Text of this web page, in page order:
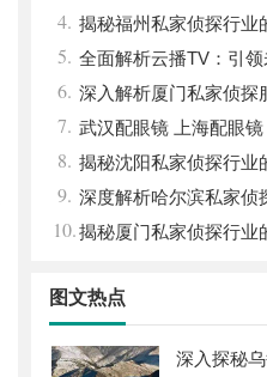
性与应用领域
4. 揭秘福州私家侦探行业
状
5. 全面解析云播TV：引
新体验
6. 深入解析厦门私家侦探
与实际应用
7. 武汉配眼镜 上海配眼镜
8. 揭秘沈阳私家侦探行业
专业侦探服务的全方位解析
9. 深度解析哈尔滨私家侦
应用现状
10.揭秘厦门私家侦探行业
图文热点
深入探秘